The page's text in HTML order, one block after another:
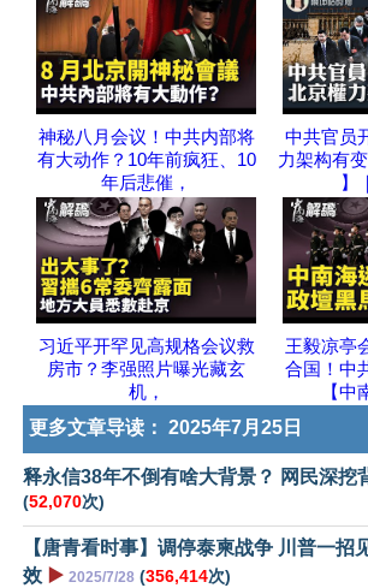
神秘八月会议！中共内部将
有大动作？10年前疯狂、10
年后悲催，
中共官员
力架构有
】
习近平开罕见高规格会议救
房市？李强照片曝光藏玄
机，
王毅凉亭
合国！中
【中
更多文章导读： 2025年7月25日
释永信38年不倒有啥大背景？ 网民深挖
(52,070次)
【唐青看时事】调停泰柬战争 川普一招
效 ▶️ 2025/7/28 (356,414次)